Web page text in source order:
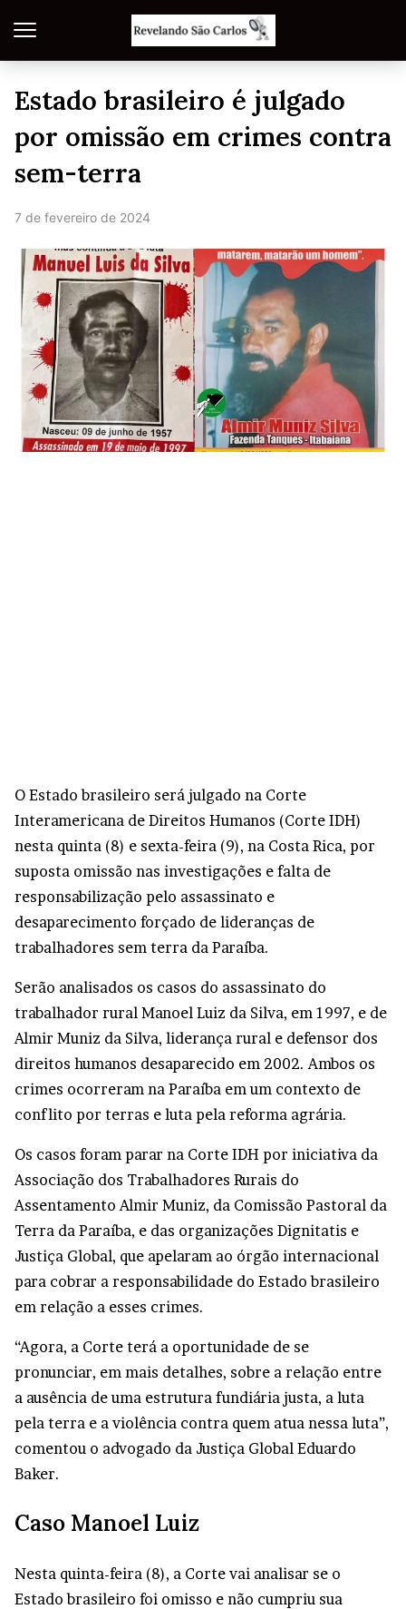
Estado brasileiro é julgado
por omissão em crimes contra
sem-terra
7 de fevereiro de 2024
O Estado brasileiro será julgado na Corte
Interamericana de Direitos Humanos (Corte IDH)
nesta quinta (8) e sexta-feira (9), na Costa Rica, por
suposta omissão nas investigações e falta de
responsabilização pelo assassinato e
desaparecimento forçado de lideranças de
trabalhadores sem terra da Paraíba.
Serão analisados os casos do assassinato do
trabalhador rural Manoel Luiz da Silva, em 1997, e de
Almir Muniz da Silva, liderança rural e defensor dos
direitos humanos desaparecido em 2002. Ambos os
crimes ocorreram na Paraíba em um contexto de
conflito por terras e luta pela reforma agrária.
Os casos foram parar na Corte IDH por iniciativa da
Associação dos Trabalhadores Rurais do
Assentamento Almir Muniz, da Comissão Pastoral da
Terra da Paraíba, e das organizações Dignitatis e
Justiça Global, que apelaram ao órgão internacional
para cobrar a responsabilidade do Estado brasileiro
em relação a esses crimes.
“Agora, a Corte terá a oportunidade de se
pronunciar, em mais detalhes, sobre a relação entre
a ausência de uma estrutura fundiária justa, a luta
pela terra e a violência contra quem atua nessa luta”,
comentou o advogado da Justiça Global Eduardo
Baker.
Caso Manoel Luiz
Nesta quinta-feira (8), a Corte vai analisar se o
Estado brasileiro foi omisso e não cumpriu sua